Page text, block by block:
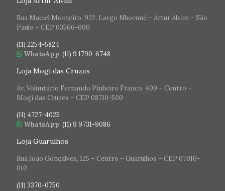
Rua Maciel Monteiro, 922, Largo Nhocuné – Artur Alvim – São
Paulo – CEP 03566-000
(11) 2254-5824
WhatsApp: (11) 9 1790-6748
Loja Mogi das Cruzes
Av. Voluntário Fernando Pinheiro Franco, 409 – Centro –
Mogi das Cruzes – CEP 08710-500
(11) 4727-4025
WhatsApp: (11) 9 9731-9086
Loja Guarulhos
Rua João Gonçalves, 125 – Centro – Guarulhos – CEP 07010-
010
(11) 3370-0750